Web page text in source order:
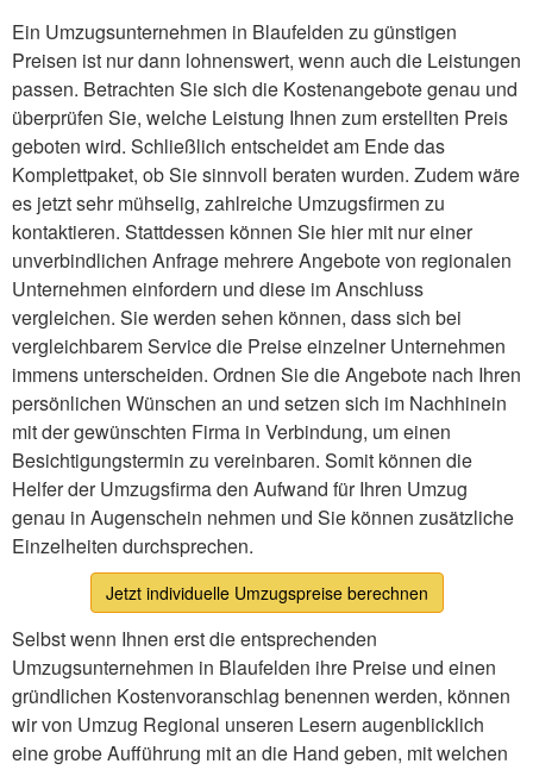
Ein Umzugsunternehmen in Blaufelden zu günstigen
Preisen ist nur dann lohnenswert, wenn auch die Leistungen
passen. Betrachten Sie sich die Kostenangebote genau und
überprüfen Sie, welche Leistung Ihnen zum erstellten Preis
geboten wird. Schließlich entscheidet am Ende das
Komplettpaket, ob Sie sinnvoll beraten wurden. Zudem wäre
es jetzt sehr mühselig, zahlreiche Umzugsfirmen zu
kontaktieren. Stattdessen können Sie hier mit nur einer
unverbindlichen Anfrage mehrere Angebote von regionalen
Unternehmen einfordern und diese im Anschluss
vergleichen. Sie werden sehen können, dass sich bei
vergleichbarem Service die Preise einzelner Unternehmen
immens unterscheiden. Ordnen Sie die Angebote nach Ihren
persönlichen Wünschen an und setzen sich im Nachhinein
mit der gewünschten Firma in Verbindung, um einen
Besichtigungstermin zu vereinbaren. Somit können die
Helfer der Umzugsfirma den Aufwand für Ihren Umzug
genau in Augenschein nehmen und Sie können zusätzliche
Einzelheiten durchsprechen.
Jetzt individuelle Umzugspreise berechnen
Selbst wenn Ihnen erst die entsprechenden
Umzugsunternehmen in Blaufelden ihre Preise und einen
gründlichen Kostenvoranschlag benennen werden, können
wir von Umzug Regional unseren Lesern augenblicklich
eine grobe Aufführung mit an die Hand geben, mit welchen